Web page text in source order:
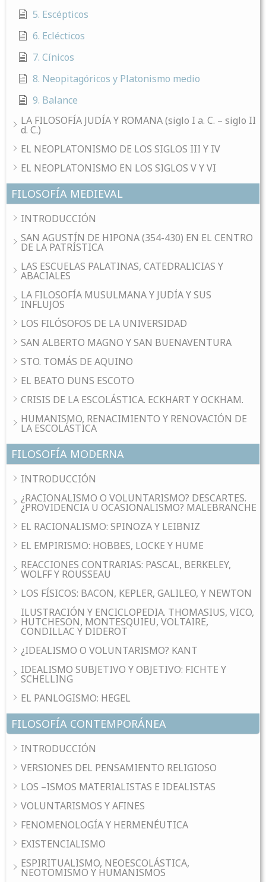
5. Escépticos
6. Eclécticos
7. Cínicos
8. Neopitagóricos y Platonismo medio
9. Balance
LA FILOSOFÍA JUDÍA Y ROMANA (siglo I a. C. – siglo II
d. C.)
EL NEOPLATONISMO DE LOS SIGLOS III Y IV
EL NEOPLATONISMO EN LOS SIGLOS V Y VI
FILOSOFÍA MEDIEVAL
INTRODUCCIÓN
SAN AGUSTÍN DE HIPONA (354-430) EN EL CENTRO
DE LA PATRÍSTICA
LAS ESCUELAS PALATINAS, CATEDRALICIAS Y
ABACIALES
LA FILOSOFÍA MUSULMANA Y JUDÍA Y SUS
INFLUJOS
LOS FILÓSOFOS DE LA UNIVERSIDAD
SAN ALBERTO MAGNO Y SAN BUENAVENTURA
STO. TOMÁS DE AQUINO
EL BEATO DUNS ESCOTO
CRISIS DE LA ESCOLÁSTICA. ECKHART Y OCKHAM.
HUMANISMO, RENACIMIENTO Y RENOVACIÓN DE
LA ESCOLÁSTICA
FILOSOFÍA MODERNA
INTRODUCCIÓN
¿RACIONALISMO O VOLUNTARISMO? DESCARTES.
¿PROVIDENCIA U OCASIONALISMO? MALEBRANCHE
EL RACIONALISMO: SPINOZA Y LEIBNIZ
EL EMPIRISMO: HOBBES, LOCKE Y HUME
REACCIONES CONTRARIAS: PASCAL, BERKELEY,
WOLFF Y ROUSSEAU
LOS FÍSICOS: BACON, KEPLER, GALILEO, Y NEWTON
ILUSTRACIÓN Y ENCICLOPEDIA. THOMASIUS, VICO,
HUTCHESON, MONTESQUIEU, VOLTAIRE,
CONDILLAC Y DIDEROT
¿IDEALISMO O VOLUNTARISMO? KANT
IDEALISMO SUBJETIVO Y OBJETIVO: FICHTE Y
SCHELLING
EL PANLOGISMO: HEGEL
FILOSOFÍA CONTEMPORÁNEA
INTRODUCCIÓN
VERSIONES DEL PENSAMIENTO RELIGIOSO
LOS –ISMOS MATERIALISTAS E IDEALISTAS
VOLUNTARISMOS Y AFINES
FENOMENOLOGÍA Y HERMENÉUTICA
EXISTENCIALISMO
ESPIRITUALISMO, NEOESCOLÁSTICA,
NEOTOMISMO Y HUMANISMOS